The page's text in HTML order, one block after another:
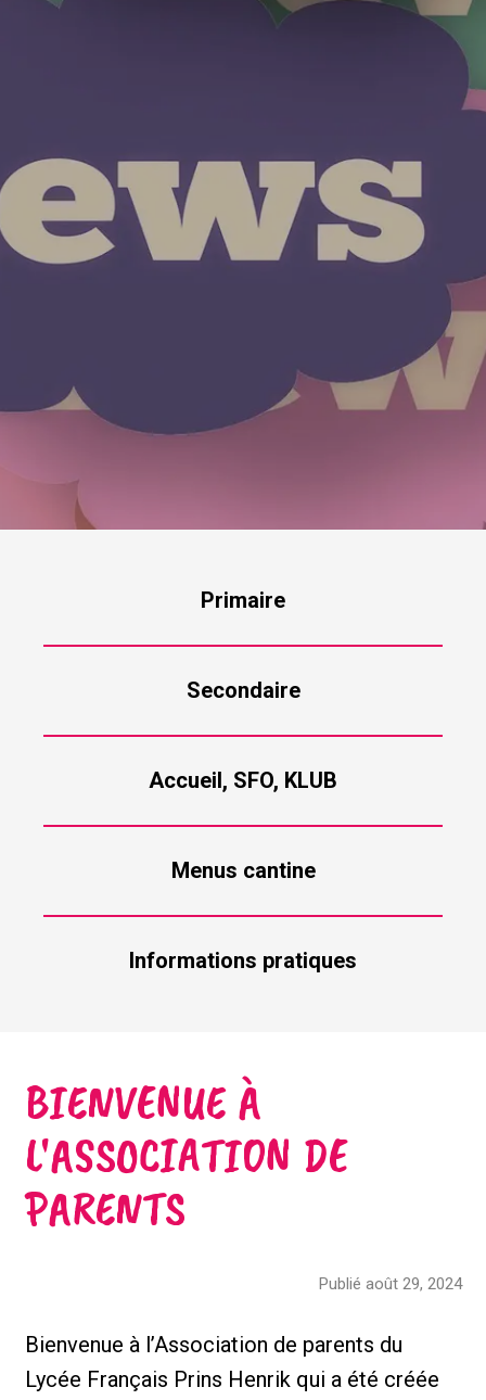
Primaire
Secondaire
Accueil, SFO, KLUB
Menus cantine
Informations pratiques
BIENVENUE À
L'ASSOCIATION DE
PARENTS
Publié août 29, 2024
Bienvenue à l’Association de parents du
Lycée Français Prins Henrik qui a été créée